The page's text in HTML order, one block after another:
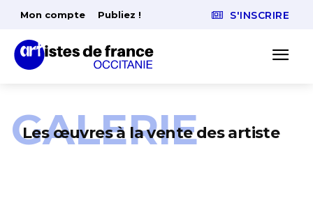
Mon compte Publiez ! S'INSCRIRE
Les œuvres à la vente des artiste
GALERIE